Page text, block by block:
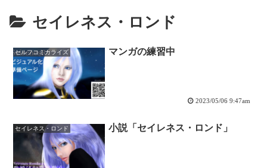
セイレネス・ロンド
セルフコミカライズ マンガの練習中
2023/05/06 9:47am
セイレネス・ロンド 小説「セイレネス・ロンド」